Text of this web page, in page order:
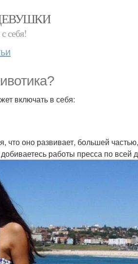
себя!
включать в себя:
что оно развивает, большей
работы пресса по всей